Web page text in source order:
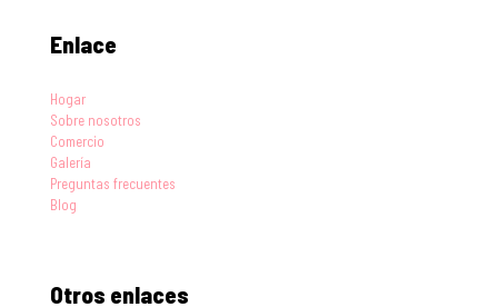
Enlace
Hogar
Sobre nosotros
Comercio
Galería
Preguntas frecuentes
Blog
Otros enlaces